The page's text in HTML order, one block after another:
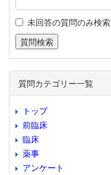
未回答の質問のみ検索
質問カテゴリー一覧
トップ
前臨床
臨床
薬事
アンケート